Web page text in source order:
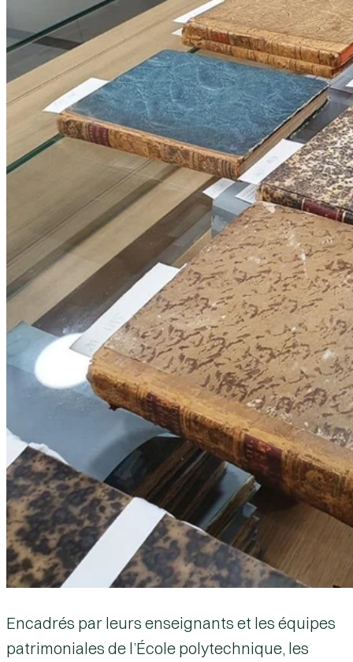
Encadrés par leurs enseignants et les équipes
patrimoniales de l’École polytechnique, les